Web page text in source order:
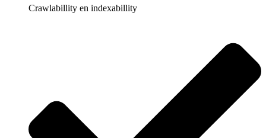
Crawlabillity en indexabillity